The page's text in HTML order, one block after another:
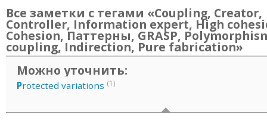
Все заметки с тегами «Coupling, Creator,
Controller, Information expert, High
Cohesion, Паттерны, GRASP,
coupling, Indirection, Pure fabrication»
Можно уточнить:
Protected variations (1)